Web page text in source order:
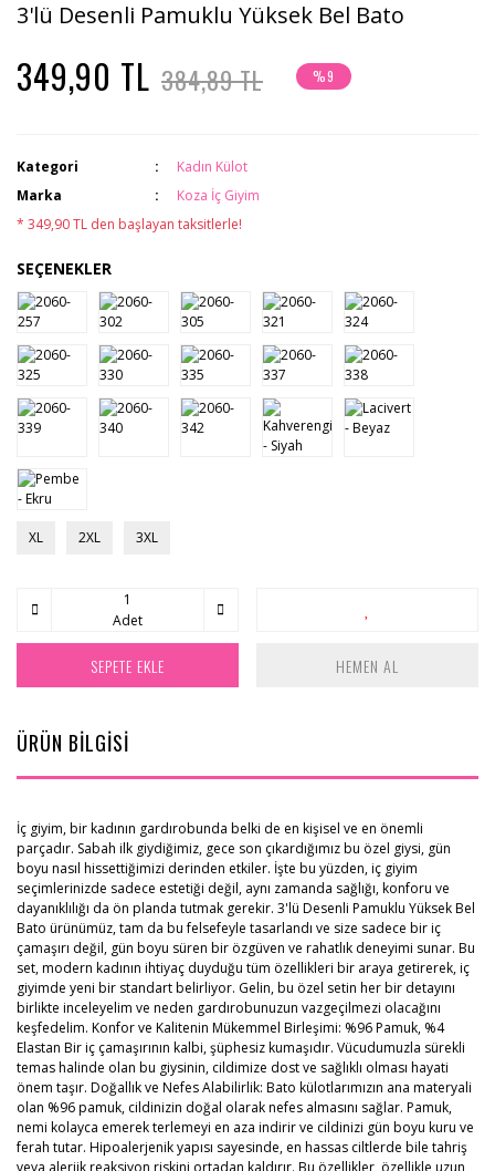
3'lü Desenli Pamuklu Yüksek Bel Bato
349,90 TL 384,89 TL %9
Kategori
Kadın Külot
Marka
Koza İç Giyim
* 349,90 TL den başlayan taksitlerle!
SEÇENEKLER
XL 2XL 3XL
Adet
SEPETE EKLE HEMEN AL
ÜRÜN BİLGİSİ
İç giyim, bir kadının gardırobunda belki de en kişisel ve en önemli
parçadır. Sabah ilk giydiğimiz, gece son çıkardığımız bu özel giysi, gün
boyu nasıl hissettiğimizi derinden etkiler. İşte bu yüzden, iç giyim
seçimlerinizde sadece estetiği değil, aynı zamanda sağlığı, konforu ve
dayanıklılığı da ön planda tutmak gerekir. 3'lü Desenli Pamuklu Yüksek Bel
Bato ürünümüz, tam da bu felsefeyle tasarlandı ve size sadece bir iç
çamaşırı değil, gün boyu süren bir özgüven ve rahatlık deneyimi sunar. Bu
set, modern kadının ihtiyaç duyduğu tüm özellikleri bir araya getirerek, iç
giyimde yeni bir standart belirliyor. Gelin, bu özel setin her bir detayını
birlikte inceleyelim ve neden gardırobunuzun vazgeçilmezi olacağını
keşfedelim. Konfor ve Kalitenin Mükemmel Birleşimi: %96 Pamuk, %4
Elastan Bir iç çamaşırının kalbi, şüphesiz kumaşıdır. Vücudumuzla sürekli
temas halinde olan bu giysinin, cildimize dost ve sağlıklı olması hayati
önem taşır. Doğallık ve Nefes Alabilirlik: Bato külotlarımızın ana materyali
olan %96 pamuk, cildinizin doğal olarak nefes almasını sağlar. Pamuk,
nemi kolayca emerek terlemeyi en aza indirir ve cildinizi gün boyu kuru ve
ferah tutar. Hipoalerjenik yapısı sayesinde, en hassas ciltlerde bile tahriş
veya alerjik reaksiyon riskini ortadan kaldırır. Bu özellikler, özellikle uzun